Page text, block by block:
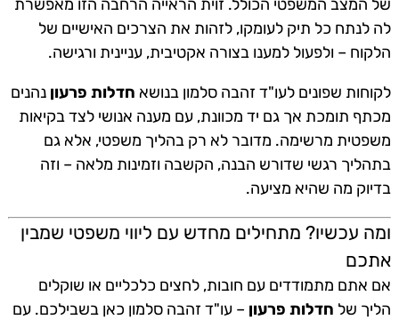
של המצב המשפטי הכולל. זוית הראייה הרחבה הזו מאפשרת
לה לנתח כל תיק לעומקו, לזהות את הצרכים האישיים של
הלקוח – ולפעול למענו בצורה אקטיבית, עניינית ורגישה.
לקוחות שפונים לעו"ד זהבה סלמון בנושא חדלות פרעון נהנים
מכתף תומכת אך גם יד מכוונת, עם מענה אנושי לצד בקיאות
משפטית מרשימה. מדובר לא רק בהליך משפטי, אלא גם
בתהליך רגשי שדורש הבנה, הקשבה וזמינות מלאה – וזה
בדיוק מה שהיא מציעה.
ומה עכשיו? מתחילים מחדש עם ליווי משפטי שמבין
אתכם
אם אתם מתמודדים עם חובות, לחצים כלכליים או שוקלים
הליך של חדלות פרעון – עו"ד זהבה סלמון כאן בשבילכם. עם